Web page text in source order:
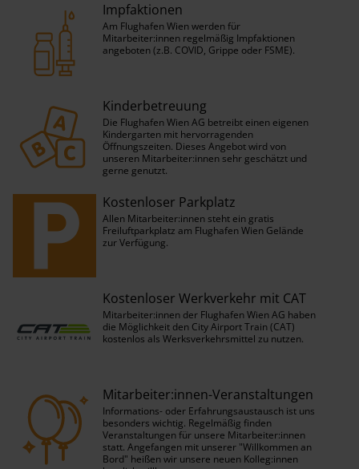
Impfaktionen
Am Flughafen Wien werden für
Mitarbeiter:innen regelmäßig Impfaktionen
angeboten (z.B. COVID, Grippe oder FSME).
Kinderbetreuung
Die Flughafen Wien AG betreibt einen eigenen
Kindergarten mit hervorragenden
Öffnungszeiten. Dieses Angebot wird von
unseren Mitarbeiter:innen sehr geschätzt und
gerne genutzt.
Kostenloser Parkplatz
Allen Mitarbeiter:innen steht ein gratis
Freiluftparkplatz am Flughafen Wien Gelände
zur Verfügung.
Kostenloser Werkverkehr mit CAT
Mitarbeiter:innen der Flughafen Wien AG haben
die Möglichkeit den City Airport Train (CAT)
kostenlos als Werksverkehrsmittel zu nutzen.
Mitarbeiter:innen-Veranstaltungen
Informations- oder Erfahrungsaustausch ist uns
besonders wichtig. Regelmäßig finden
Veranstaltungen für unsere Mitarbeiter:innen
statt. Angefangen mit unserer "Willkommen an
Bord" heißen wir unsere neuen Kolleg:innen